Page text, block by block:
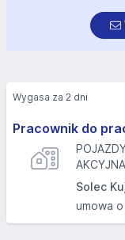
Pracownik do
AKCYJNA
Solec
umowa
Wygasa za 2 dni